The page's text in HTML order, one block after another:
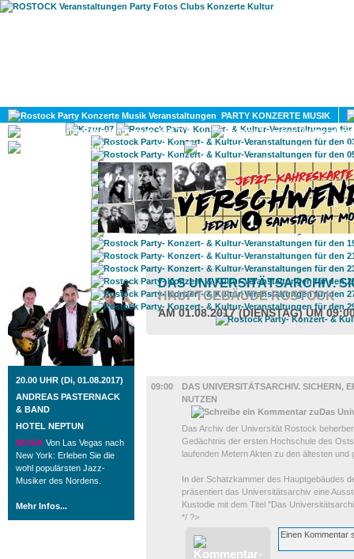
PARTY KONZERTE MUSIK
KULTUR
GAY
ROSTOCK TAGESTIPP
20.00 UHR (Di, 01.08.2017)
ANDREAS PASTERNACK
& BAND
HOTEL NEPTUN
MUSIK Von Las Vegas nach
New York: Erleben Sie die
wohl populärsten Jazz-
Musiker des Nordens.
Mehr Infos...
DAS UNIVERSITÄTSARCHIV.
HAUPTGEBÄUDE ROSTOCK
AM 01.08.2017 (DIENSTAG) UM
09:00
DAS UNIVERSITÄTSARCHIV. SICHERN,
UTZEN
Das Archiv der Universität Rostock
Gedächtnis der ersten Hochschule des
laufenden Metern Akten zu den ältesten
In der Schatzkammer des Hauptgebäudes
präsentiert das Universitätsarchiv eine
Kustodie mit dem Titel "Das
*/ ?>